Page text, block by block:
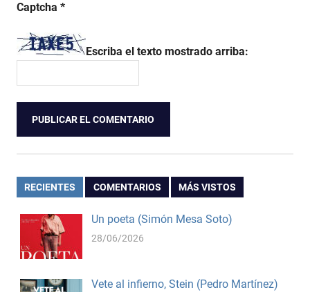
Captcha *
Escriba el texto mostrado arriba:
RECIENTES COMENTARIOS MÁS VISTOS
Un poeta (Simón Mesa Soto)
28/06/2026
Vete al infierno, Stein (Pedro Martínez)